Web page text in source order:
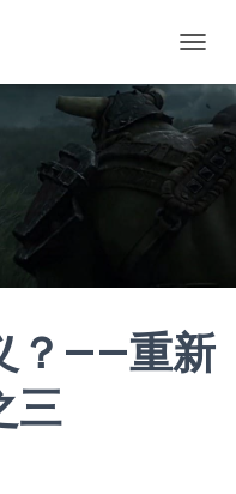
？——重新
三